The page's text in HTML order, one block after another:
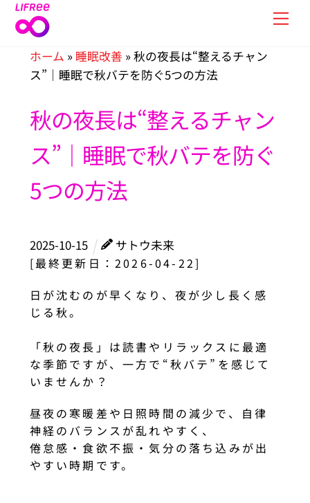
Skip
ホーム » 睡眠改善 »秋の夜長は“整えるチャン
ス”｜睡眠で秋バテを防ぐ5つの方法
秋の夜長は“整えるチャン
ス”｜睡眠で秋バテを防ぐ
5つの方法
2025-10-15
サトウ未来
[最終更新日：2026-04-22]
日が沈むのが早くなり、夜が少し長く感
じる秋。
「秋の夜長」は読書やリラックスに最適
な季節ですが、一方で“秋バテ”を感じて
いませんか？
昼夜の寒暖差や日照時間の減少で、自律
神経のバランスが乱れやすく、
倦怠感・食欲不振・気分の落ち込みが出
やすい時期です。